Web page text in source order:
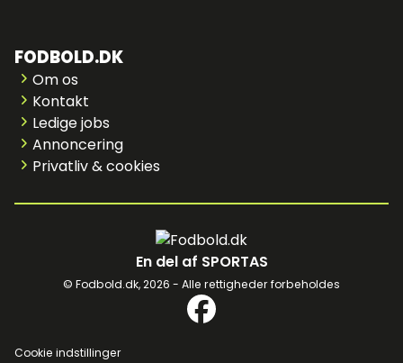
FODBOLD.DK
Om os
Kontakt
Ledige jobs
Annoncering
Privatliv & cookies
En del af SPORTAS
© Fodbold.dk,2026 - Alle rettigheder forbeholdes
Cookie indstillinger